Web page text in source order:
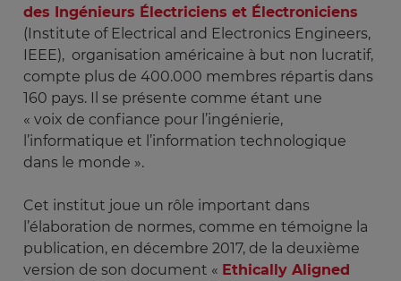
des Ingénieurs Électriciens et Électroniciens
(Institute of Electrical and Electronics Engineers,
IEEE), organisation américaine à but non lucratif,
compte plus de 400.000 membres répartis dans
160 pays. Il se présente comme étant une
« voix de confiance pour l’ingénierie,
l’informatique et l’information technologique
dans le monde ».
Cet institut joue un rôle important dans
l’élaboration de normes, comme en témoigne la
publication, en décembre 2017, de la deuxième
version de son document « Ethically Aligned